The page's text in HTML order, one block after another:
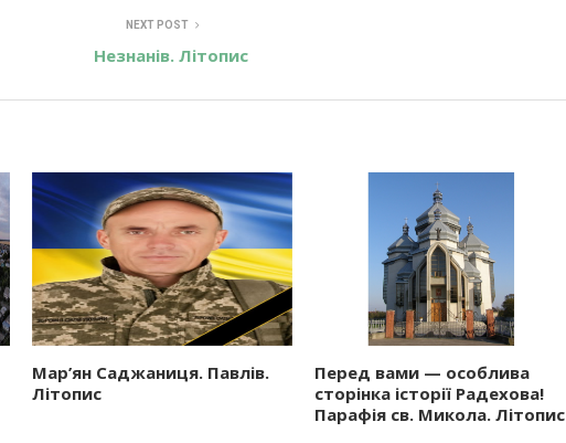
NEXT POST
Незнанів. Літопис
Мар’ян Саджаниця. Павлів.
Літопис
Перед вами — особлива
сторінка історії Радехова!
Парафія св. Микола. Літопис